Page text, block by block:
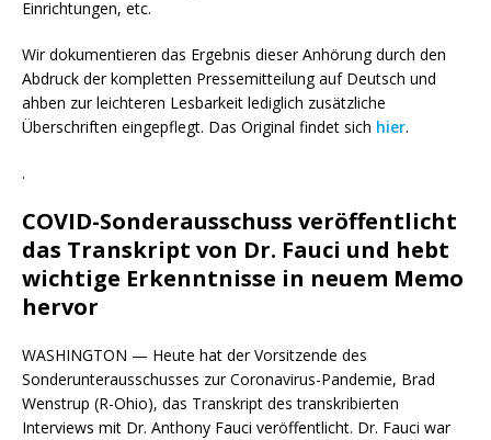
Einrichtungen, etc.
Wir dokumentieren das Ergebnis dieser Anhörung durch den
Abdruck der kompletten Pressemitteilung auf Deutsch und
ahben zur leichteren Lesbarkeit lediglich zusätzliche
Überschriften eingepflegt. Das Original findet sich hier.
.
COVID-Sonderausschuss veröffentlicht
das Transkript von Dr. Fauci und hebt
wichtige Erkenntnisse in neuem Memo
hervor
WASHINGTON — Heute hat der Vorsitzende des
Sonderunterausschusses zur Coronavirus-Pandemie, Brad
Wenstrup (R-Ohio), das Transkript des transkribierten
Interviews mit Dr. Anthony Fauci veröffentlicht. Dr. Fauci war